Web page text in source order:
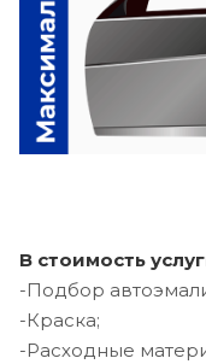
В стоимость
-Подбор
-Краска;
-Расходные